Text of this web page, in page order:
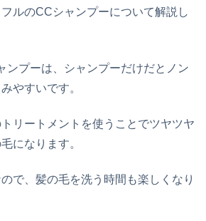
ルのCCシャンプーについて解説し
ンプーは、シャンプーだけだとノン
やすいです。
リートメントを使うことでツヤツヤ
になります。
で、髪の毛を洗う時間も楽しくなり